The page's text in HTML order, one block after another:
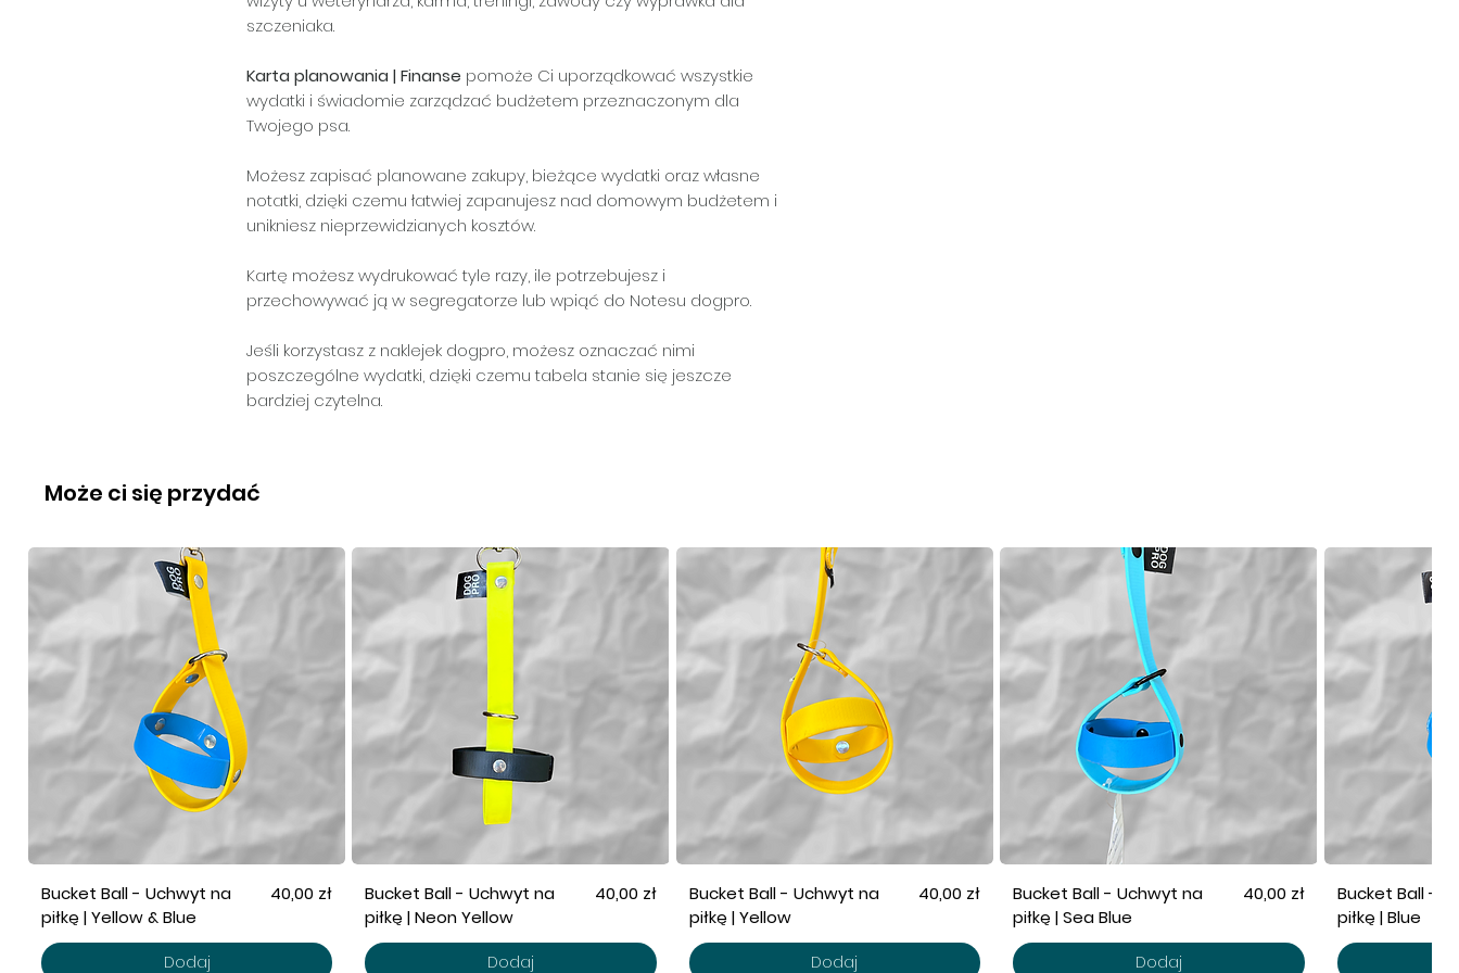
szczeniaka.
Karta planowania | Finanse pomoże Ci uporządkować wszystkie
wydatki i świadomie zarządzać budżetem przeznaczonym dla
Twojego psa.
Możesz zapisać planowane zakupy, bieżące wydatki oraz własne
notatki, dzięki czemu łatwiej zapanujesz nad domowym budżetem i
unikniesz nieprzewidzianych kosztów.
Kartę możesz wydrukować tyle razy, ile potrzebujesz i
przechowywać ją w segregatorze lub wpiąć do Notesu dogpro.
Jeśli korzystasz z naklejek dogpro, możesz oznaczać nimi
poszczególne wydatki, dzięki czemu tabela stanie się jeszcze
bardziej czytelna.
Może ci się przydać
Bucket Ball - Uchwyt na
piłkę | Yellow & Blue
Cena
40,00 zł
Dodaj
Bucket Ball - Uchwyt na
piłkę | Neon Yellow
Cena
40,00 zł
Dodaj
Bucket Ball - Uchwyt na
piłkę | Yellow
Cena
40,00 zł
Dodaj
Bucket Ball - Uchwyt na
piłkę | Sea Blue
Cena
40,00 zł
Dodaj
Bucket Ball -
piłkę | Blue